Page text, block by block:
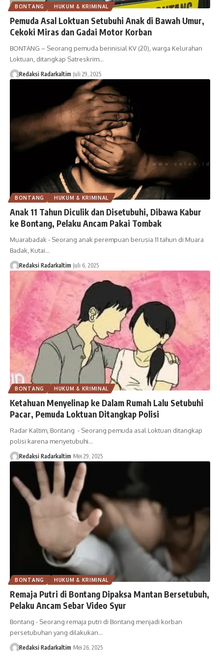
BONTANG HUKUM & KRIMINAL
Pemuda Asal Loktuan Setubuhi Anak di Bawah Umur,
Cekoki Miras dan Gadai Motor Korban
BONTANG – Seorang pemuda berinisial KV (20), warga Kelurahan
Loktuan, ditangkap Satreskrim…
Redaksi Radarkaltim Juli 29, 2025
BONTANG HUKUM & KRIMINAL
Anak 11 Tahun Diculik dan Disetubuhi, Dibawa Kabur
ke Bontang, Pelaku Ancam Pakai Tombak
Muarabadak - Seorang anak perempuan berusia 11 tahun di Muara
Badak, Kutai…
Redaksi Radarkaltim Juli 6, 2025
BONTANG HUKUM & KRIMINAL
Ketahuan Menyelinap ke Dalam Rumah Lalu Setubuhi
Pacar, Pemuda Loktuan Ditangkap Polisi
Radar Kaltim, Bontang - Seorang pemuda asal Loktuan ditangkap
polisi karena menyetubuhi…
Redaksi Radarkaltim Mei 29, 2025
BONTANG HUKUM & KRIMINAL
Remaja Putri di Bontang Dipaksa Mantan Bersetubuh,
Pelaku Ancam Sebar Video Syur
Bontang - Seorang remaja putri di Bontang menjadi korban
persetubuhan yang dilakukan…
Redaksi Radarkaltim Mei 26, 2025